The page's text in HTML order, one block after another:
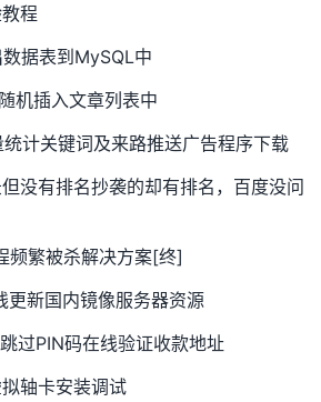
程
据表到MySQL中
机插入文章列表中
计关键词及来路推送广告程序下载
没有排名抄袭的却有排名，百度没问
频繁被杀解决方案[终]
新国内镜像服务器资源
过PIN码在线验证收款地址
轴卡安装调试